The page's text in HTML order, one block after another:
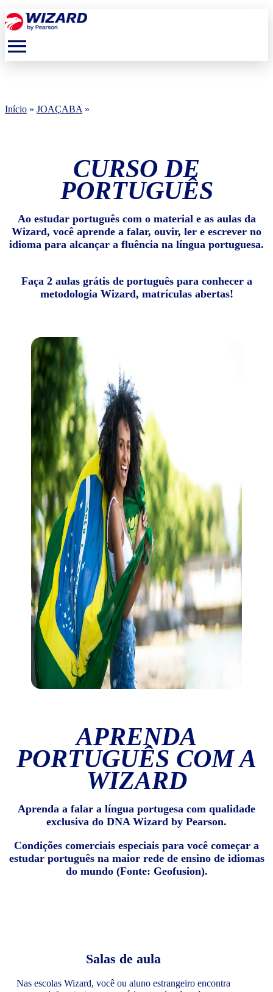
menu
Início » JOAÇABA »
CURSO DE
PORTUGUÊS
Ao estudar português com o material e as aulas da
Wizard, você aprende a falar, ouvir, ler e escrever no
idioma para alcançar a fluência na língua portuguesa.
Faça 2 aulas grátis de português para conhecer a
metodologia Wizard, matrículas abertas!
APRENDA
PORTUGUÊS COM A
WIZARD
Aprenda a falar a língua portugesa com qualidade
exclusiva do DNA Wizard by Pearson.
Condições comerciais especiais para você começar a
estudar português na maior rede de ensino de idiomas
do mundo (Fonte: Geofusion).
Salas de aula
Nas escolas Wizard, você ou aluno estrangeiro encontra